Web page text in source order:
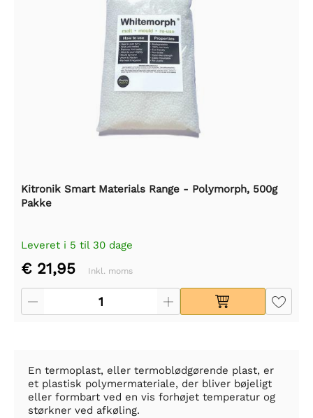
Kitronik Smart Materials Range - Polymorph, 500g
Pakke
Leveret i 5 til 30 dage
€ 21,95 Inkl. moms
En termoplast, eller termoblødgørende plast, er
et plastisk polymermateriale, der bliver bøjeligt
eller formbart ved en vis forhøjet temperatur og
størkner ved afkøling.